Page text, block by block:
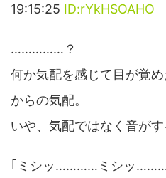
19:15:25 ID:rYkHSOAHO
……………？
何か気配を感じて目が覚
からの気配。
いや、気配ではなく音がす
｢ミシッ…………ミシッ